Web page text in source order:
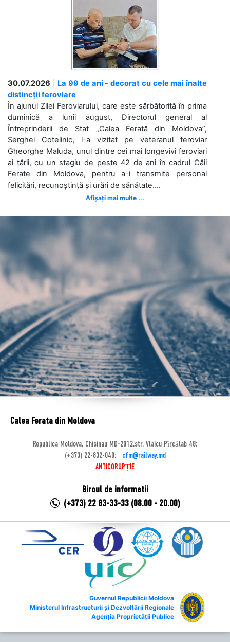
30.07.2026
La 99 de ani - decorat cu cele mai înalte
distincții feroviare
În ajunul Zilei Feroviarului, care este sărbătorită în prima
duminică a lunii august, Directorul general al
Întreprinderii de Stat „Calea Ferată din Moldova”,
Serghei Cotelinic, l-a vizitat pe veteranul feroviar
Gheorghe Maluda, unul dintre cei mai longevivi feroviari
ai țării, cu un stagiu de peste 42 de ani în cadrul Căii
Ferate din Moldova, pentru a-i transmite personal
felicitări, recunoștință și urări de sănătate....
Afișați mai multe ...
Calea Ferata din Moldova
Republica Moldova, Chisinau MD-2012,str. Vlaicu Pîrcălab 48;
(+373) 22-832-040;
cfm@railway.md
ANTICORUPȚIE
Biroul de informatii
(+373) 22 83-33-33 (08.00 - 20.00)
Guvernul Republicii Moldova
Ministerul Infrastructurii și Dezvoltării Regionale
Agenția Proprietății Publice